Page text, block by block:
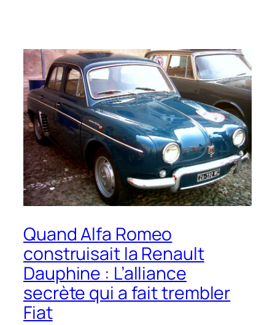
Quand Alfa Romeo
construisait la Renault
Dauphine : L’alliance
secrète qui a fait trembler
Fiat